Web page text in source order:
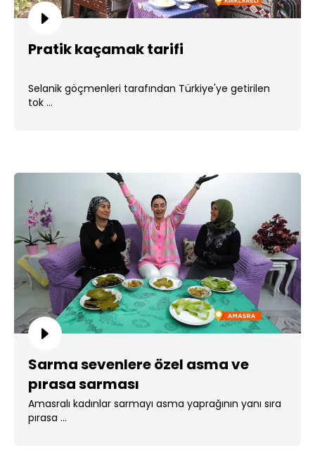
Pratik kaçamak tarifi
Selanik göçmenleri tarafından Türkiye'ye getirilen
tok ...
Sarma sevenlere özel asma ve
pırasa sarması
Amasralı kadınlar sarmayı asma yaprağının yanı sıra
pırasa ...